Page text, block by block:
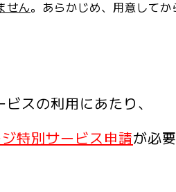
せん。 あらかじめ、用意してか
スの利用にあたり、
特別サービス申請が必